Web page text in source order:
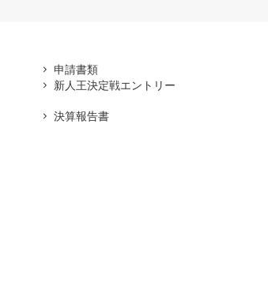
申請書類
新人王決定戦エントリー
決算報告書